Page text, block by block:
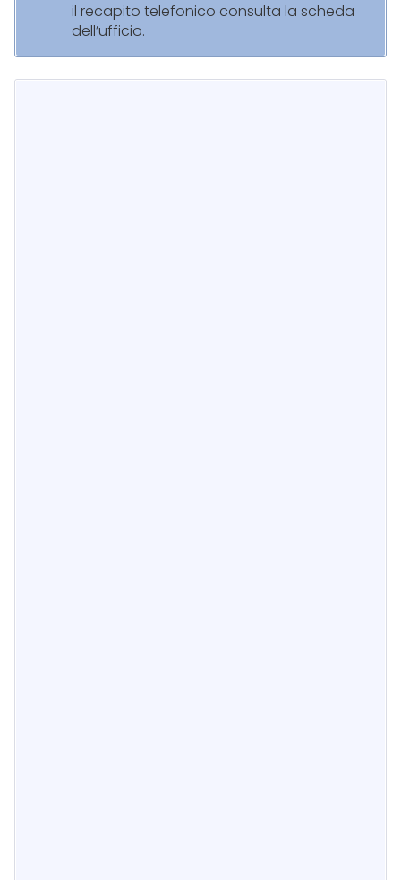
il recapito telefonico consulta la scheda
dell’ufficio.